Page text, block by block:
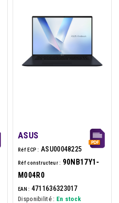
ASUS
Réf ECP : ASU00048225
Réf constructeur : 90NB17Y1-
M004R0
EAN : 4711636323017
Disponibilité : En stock